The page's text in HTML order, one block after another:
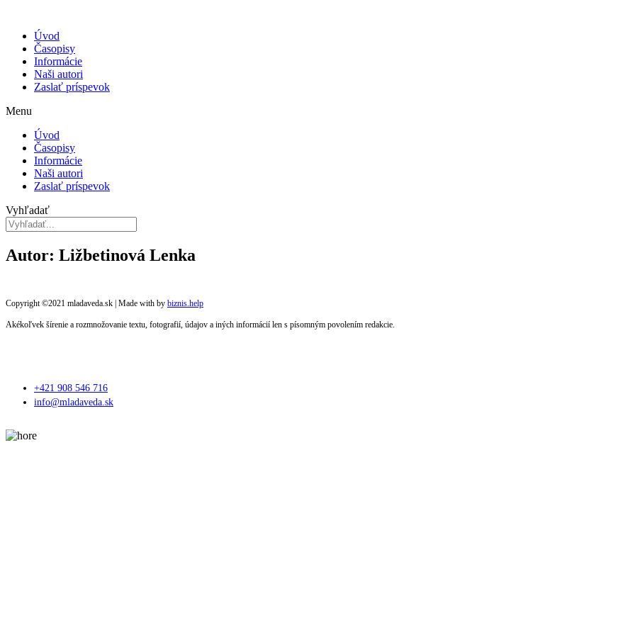
Úvod
Časopisy
Informácie
Naši autori
Zaslať príspevok
Menu
Úvod
Časopisy
Informácie
Naši autori
Zaslať príspevok
Vyhľadať
Autor: Ližbetinová Lenka
Copyright ©2021 mladaveda.sk | Made with by biznis.help
Akékoľvek šírenie a rozmnožovanie textu, fotografií, údajov a iných informácií len s písomným povolením redakcie.
+421 908 546 716
info@mladaveda.sk